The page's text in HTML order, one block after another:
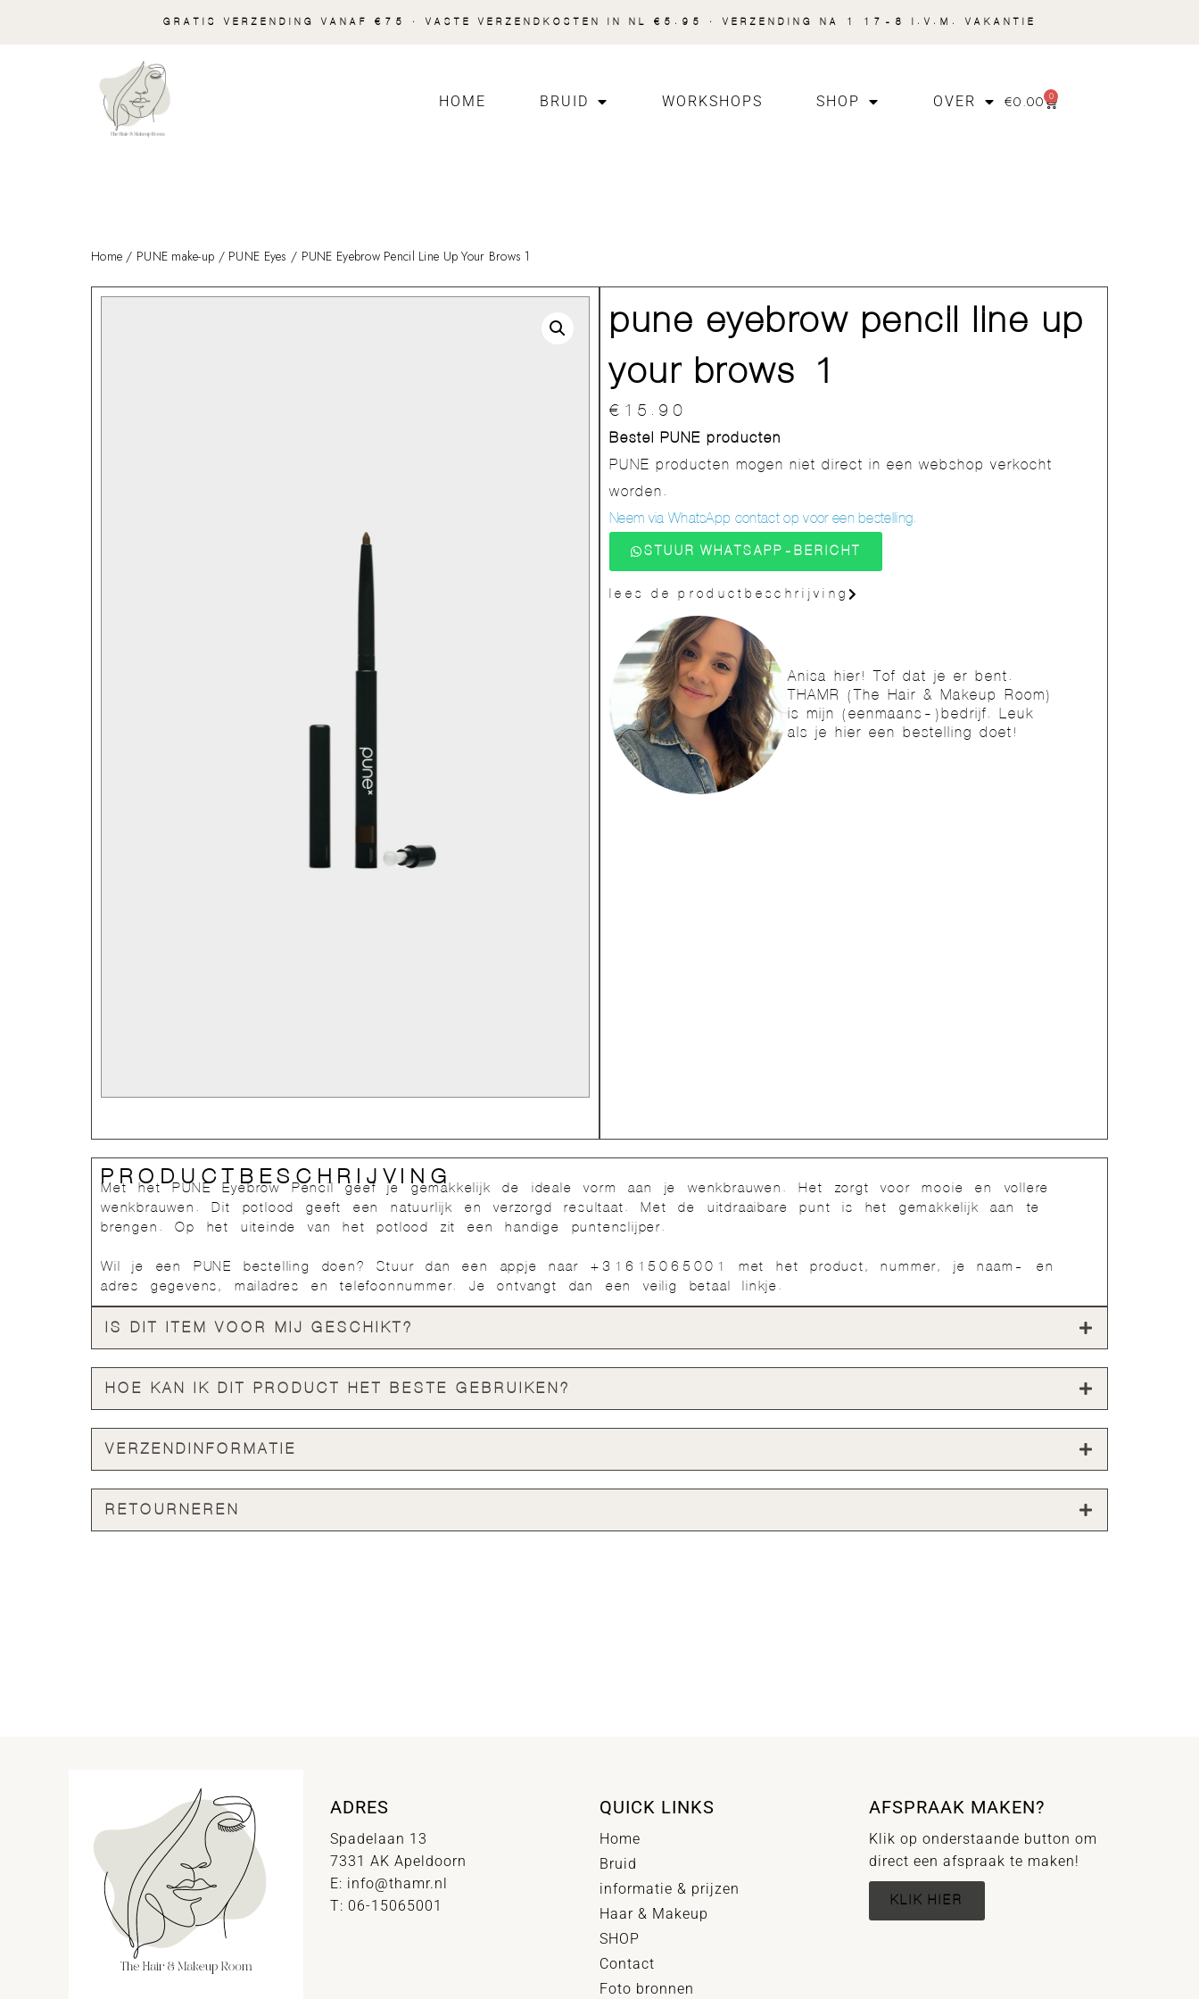
GRATIS VERZENDING VANAF €75 · VASTE VERZENDKOSTEN IN NL €5.95 · VERZENDING NA 1 17-8 I.V.M. VAKANTIE
HOME BRUID WORKSHOPS SHOP OVER €0.00 0
Home / PUNE make-up / PUNE Eyes / PUNE Eyebrow Pencil Line Up Your Brows 1
pune eyebrow pencil line up
your brows 1
€ 15.90
Bestel PUNE producten
PUNE producten mogen niet direct in een webshop verkocht
worden.
Neem via WhatsApp contact op voor een bestelling.
STUUR WHATSAPP-BERICHT
lees de productbeschrijving
Anisa hier! Tof dat je er bent.
THAMR (The Hair & Makeup Room)
is mijn (eenmaans-)bedrijf. Leuk
als je hier een bestelling doet!
PRODUCTBESCHRIJVING
Met het PUNE Eyebrow Pencil geef je gemakkelijk de ideale vorm aan je wenkbrauwen. Het zorgt voor mooie en vollere
wenkbrauwen. Dit potlood geeft een natuurlijk en verzorgd resultaat. Met de uitdraaibare punt is het gemakkelijk aan te
brengen. Op het uiteinde van het potlood zit een handige puntenslijper.
Wil je een PUNE bestelling doen? Stuur dan een appje naar +31615065001 met het product, nummer, je naam- en
adres gegevens, mailadres en telefoonnummer. Je ontvangt dan een veilig betaal linkje.
IS DIT ITEM VOOR MIJ GESCHIKT?
HOE KAN IK DIT PRODUCT HET BESTE GEBRUIKEN?
VERZENDINFORMATIE
RETOURNEREN
ADRES
Spadelaan 13
7331 AK Apeldoorn
E: info@thamr.nl
T: 06-15065001
QUICK LINKS
Home
Bruid
informatie & prijzen
Haar & Makeup
SHOP
Contact
Foto bronnen
AFSPRAAK MAKEN?
Klik op onderstaande button om
direct een afspraak te maken!
KLIK HIER